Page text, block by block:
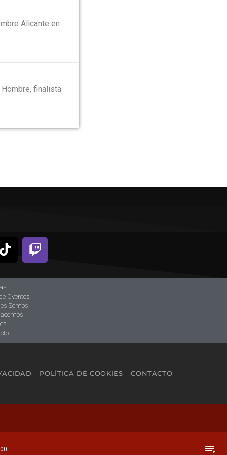
playlist_play
Alicante en
finalista
Oyentes
Somos
POLÍTICA DE COOKIES CONTACTO